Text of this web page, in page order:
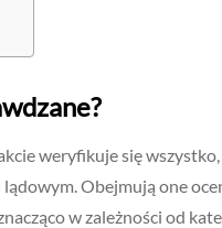
weryfikuje się
Obejmują one
w zależności od